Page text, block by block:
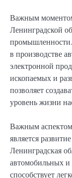
Важным
Ленинградской
в производстве
электронной
ископаемых и
позволяет
уровень жизни
Важным аспектом
является
Ленинградская
автомобильных
способствует